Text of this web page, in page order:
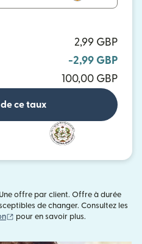
2,99 GBP
-2,99 GBP
100,00 GBP
ce taux
offre par client. Offre à durée
de changer. Consultez les
(s'ouvre dans une nouvelle fenêtre)
pour en savoir plus.